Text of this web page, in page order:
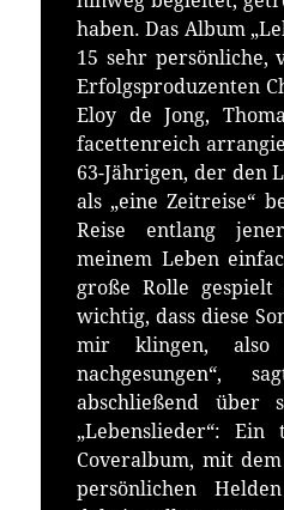
haben. Das Album
15 sehr persönliche,
Erfolgsproduzenten
Eloy de Jong,
facettenreich
63-Jährigen, der den
als „eine Zeitreise“
Reise entlang
meinem Leben
große Rolle
wichtig, dass diese
mir klingen,
nachgesungen“,
abschließend über
„Lebenslieder“: Ein
Coveralbum, mit
persönlichen